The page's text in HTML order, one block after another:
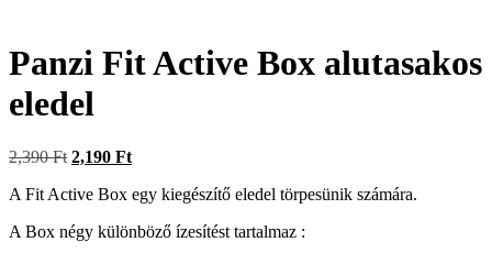
Panzi Fit Active Box alutasakos
eledel
2,390Ft 2,190 Ft
A Fit Active Box egy kiegészítő eledel törpesünik számára.
A Box négy különböző ízesítést tartalmaz :